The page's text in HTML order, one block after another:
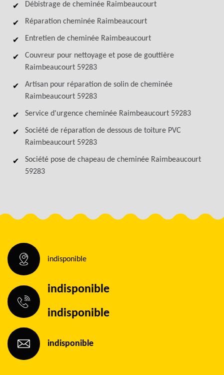
Débistrage de cheminée Raimbeaucourt
Réparation cheminée Raimbeaucourt
Entretien de cheminée Raimbeaucourt
Couvreur pour nettoyage et pose de gouttière
Raimbeaucourt 59283
Artisan pour réparation de solin de cheminée
Raimbeaucourt 59283
Service d'urgence cheminée Raimbeaucourt 59283
Société de réparation de dessous de toiture PVC
Raimbeaucourt 59283
Société pose de chapeau de cheminée Raimbeaucourt
59283
indisponible
indisponible
indisponible
indisponible